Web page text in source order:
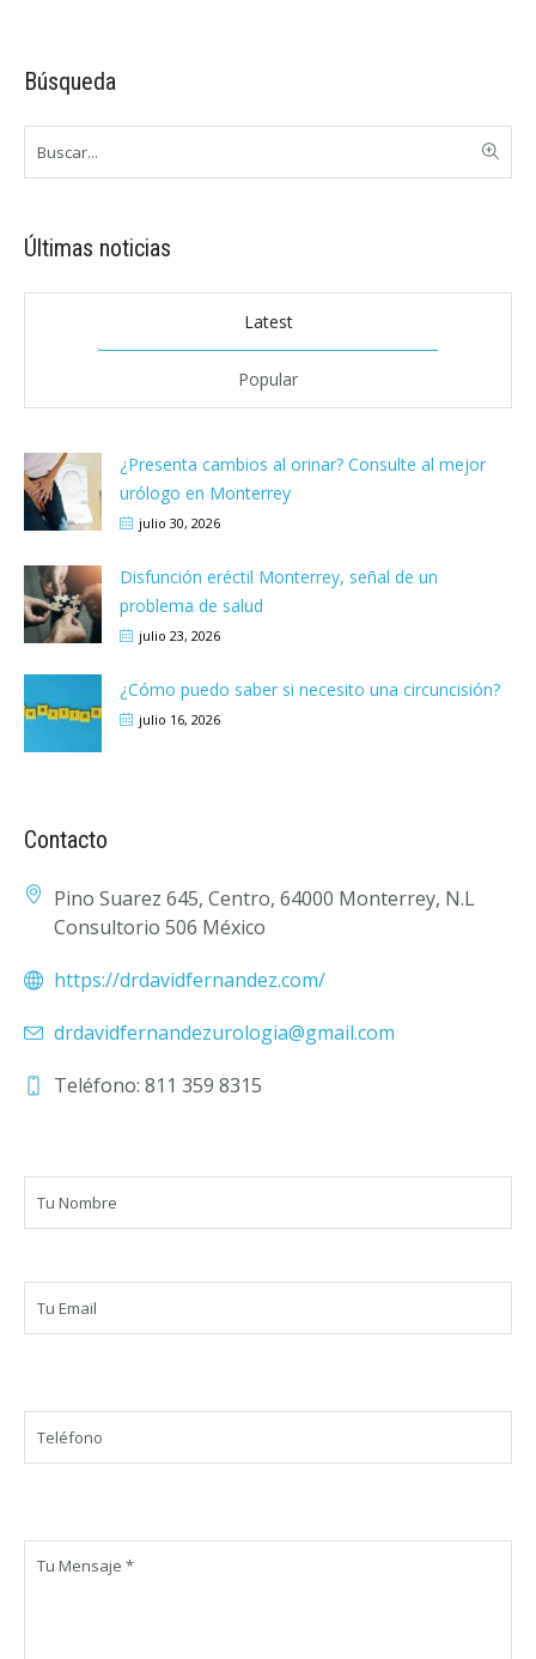
Búsqueda
Últimas noticias
Latest
Popular
¿Presenta cambios al orinar? Consulte al mejor
urólogo en Monterrey
julio 30, 2026
Disfunción eréctil Monterrey, señal de un
problema de salud
julio 23, 2026
¿Cómo puedo saber si necesito una circuncisión?
julio 16, 2026
Contacto
Pino Suarez 645, Centro, 64000 Monterrey, N.L
Consultorio 506 México
https://drdavidfernandez.com/
drdavidfernandezurologia@gmail.com
Teléfono: 811 359 8315